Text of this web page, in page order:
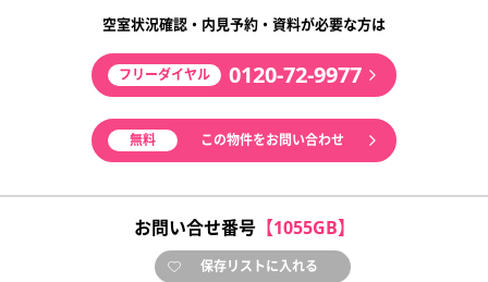
空室状況確認・内見予約・資料が必要な方は
フリーダイヤル 0120-72-9977
無料 この物件をお問い合わせ
お問い合せ番号【1055GB】
保存リストに入れる